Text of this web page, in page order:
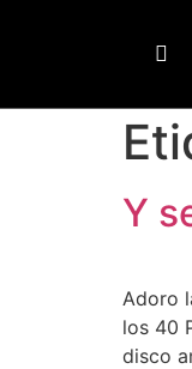
Y
Adoro
los 40
disco